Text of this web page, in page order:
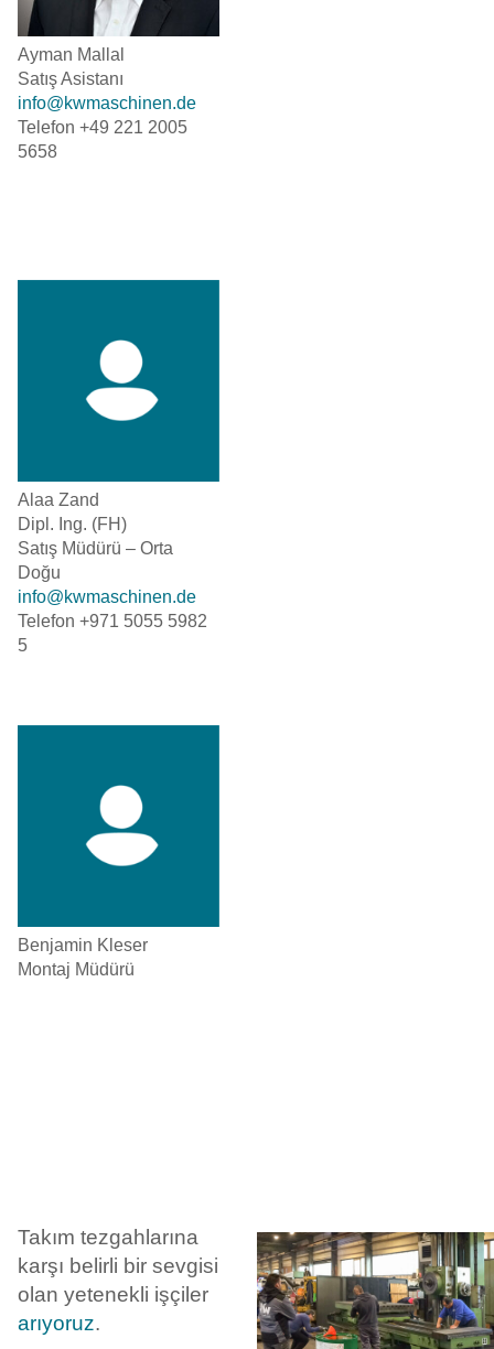
Ayman Mallal
Satış Asistanı
info@kwmaschinen.de
Telefon +49 221 2005
5658
Alaa Zand
Dipl. Ing. (FH)
Satış Müdürü – Orta
Doğu
info@kwmaschinen.de
Telefon +971 5055 5982
5
Benjamin Kleser
Montaj Müdürü
Takım tezgahlarına
karşı belirli bir sevgisi
olan yetenekli işçiler
arıyoruz.